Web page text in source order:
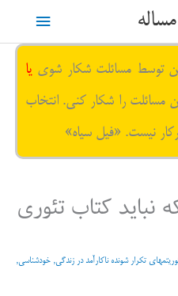
فهرست
توسط مسائلت شکار شوی یا
مسائلت را شکار کنی. انتخاب
نیست. «فیل سیاه»
نباید کتاب تئوری
تکرار شونده ناکارآمد در زندگی, خودشناسی,